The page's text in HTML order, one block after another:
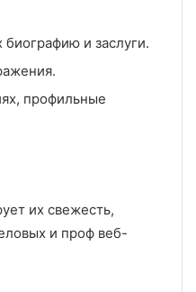
и заслуги.
профильные
их свежесть,
и проф веб-